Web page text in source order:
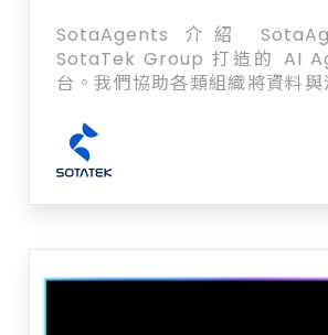
SotaAgents 介紹
SotaTek Group 打造的 AI
台。我們協助各類組織將資料與
業，並為公民、客戶及員工提
務。 透過 SotaAgents，您可以： 讓資料具
備 AI 應用能力 —— 處理與組織
合 —— 可連接網站、聊天應
Zalo、Telegram、